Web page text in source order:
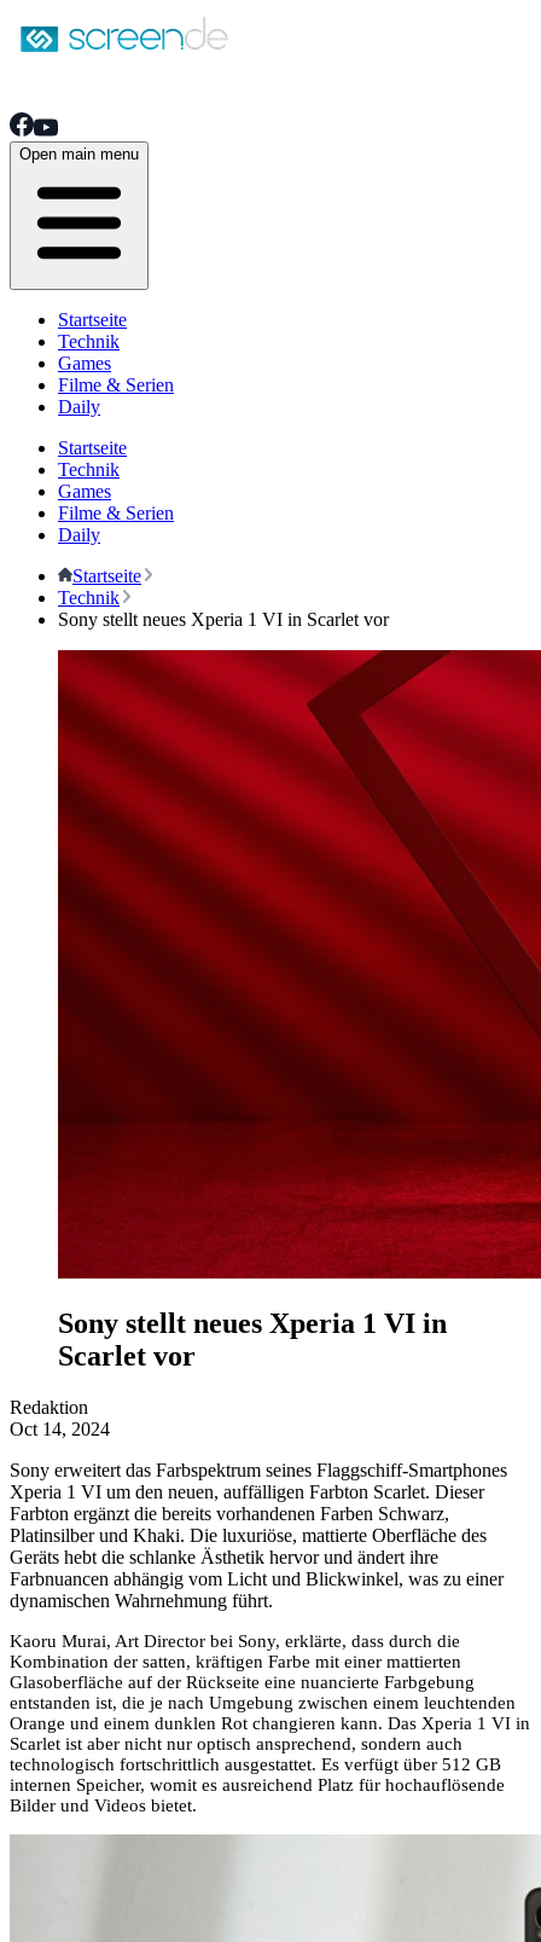
Open main menu
Startseite
Technik
Games
Filme & Serien
Daily
Startseite
Technik
Games
Filme & Serien
Daily
Startseite
Technik
Sony stellt neues Xperia 1 VI in Scarlet vor
Sony stellt neues Xperia 1 VI in
Scarlet vor
Redaktion
Oct 14, 2024
Sony erweitert das Farbspektrum seines Flaggschiff-Smartphones
Xperia 1 VI um den neuen, auffälligen Farbton Scarlet. Dieser
Farbton ergänzt die bereits vorhandenen Farben Schwarz,
Platinsilber und Khaki. Die luxuriöse, mattierte Oberfläche des
Geräts hebt die schlanke Ästhetik hervor und ändert ihre
Farbnuancen abhängig vom Licht und Blickwinkel, was zu einer
dynamischen Wahrnehmung führt.
Kaoru Murai, Art Director bei Sony, erklärte, dass durch die
Kombination der satten, kräftigen Farbe mit einer mattierten
Glasoberfläche auf der Rückseite eine nuancierte Farbgebung
entstanden ist, die je nach Umgebung zwischen einem leuchtenden
Orange und einem dunklen Rot changieren kann. Das Xperia 1 VI in
Scarlet ist aber nicht nur optisch ansprechend, sondern auch
technologisch fortschrittlich ausgestattet. Es verfügt über 512 GB
internen Speicher, womit es ausreichend Platz für hochauflösende
Bilder und Videos bietet.